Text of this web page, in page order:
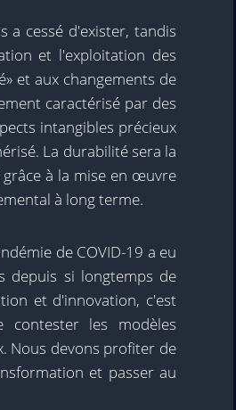
a cessé d'exister, tandis
et l'exploitation des
et aux changements de
caractérisé par des
intangibles précieux
La durabilité sera la
à la mise en œuvre
à long terme.
de COVID-19 a eu
depuis si longtemps de
et d'innovation, c'est
contester les modèles
Nous devons profiter de
et passer au